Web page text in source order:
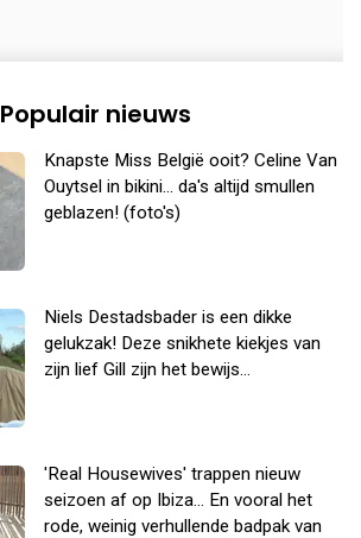
Populair nieuws
Knapste Miss België ooit? Celine Van
Ouytsel in bikini... da's altijd smullen
geblazen! (foto's)
Niels Destadsbader is een dikke
gelukzak! Deze snikhete kiekjes van
zijn lief Gill zijn het bewijs...
'Real Housewives' trappen nieuw
seizoen af op Ibiza... En vooral het
rode, weinig verhullende badpak van